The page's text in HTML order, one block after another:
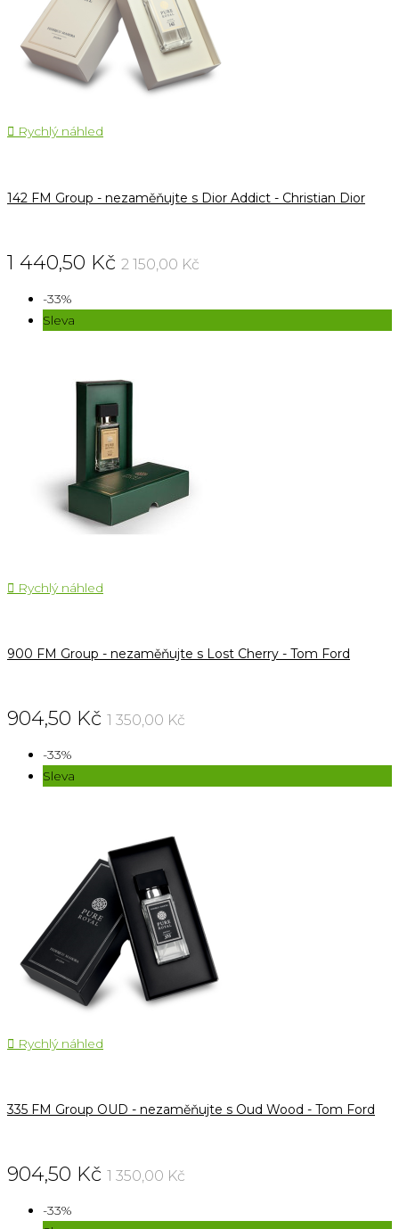
 Rychlý náhled
142 FM Group - nezaměňujte s Dior Addict - Christian Dior
1 440,50 Kč 2 150,00 Kč
-33%
Sleva
 Rychlý náhled
900 FM Group - nezaměňujte s Lost Cherry - Tom Ford
904,50 Kč 1 350,00 Kč
-33%
Sleva
 Rychlý náhled
335 FM Group OUD - nezaměňujte s Oud Wood - Tom Ford
904,50 Kč 1 350,00 Kč
-33%